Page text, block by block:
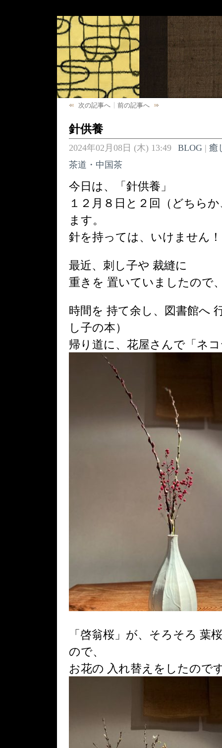
次の記事へ 前の記事へ
針供養
2024年02月08日 (木) 13:49 BLOG| 癒
茶道・中国茶
今日は、「針供養」
１２月８日と２回（どちら
ます。
針を持っては、いけません！
最近、刺し子や 裁縫に
重きを 置いていましたので
時間を 持て余し、図書館へ
し子の本）
帰り道に、花屋さんで「ネ
「啓翁桜」が、そろそろ 葉
ので、
お花の 入れ替えをしたので